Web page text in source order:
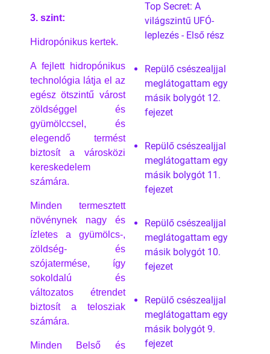
3. szint:
Hidropónikus kertek.
A fejlett hidropónikus
technológia látja el az
egész ötszintű várost
zöldséggel és
gyümölccsel, és
elegendő termést
biztosít a városközi
kereskedelem
számára.
Minden termesztett
növénynek nagy és
ízletes a gyümölcs-,
zöldség- és
szójatermése, így
sokoldalú és
változatos étrendet
biztosít a telosziak
számára.
Minden Belső és
Top Secret: A
világszintű UFÓ-
leplezés - Első rész
Repülő csészealjjal
meglátogattam egy
másik bolygót 12.
fejezet
Repülő csészealjjal
meglátogattam egy
másik bolygót 11.
fejezet
Repülő csészealjjal
meglátogattam egy
másik bolygót 10.
fejezet
Repülő csészealjjal
meglátogattam egy
másik bolygót 9.
fejezet